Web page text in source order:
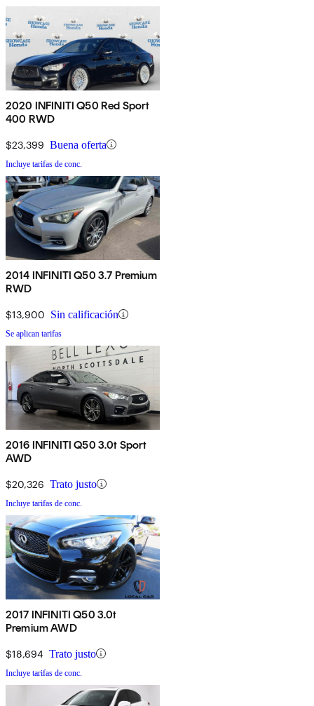
2020 INFINITI Q50 Red Sport
400 RWD
$23,399 Buena oferta
Incluye tarifas de conc.
2014 INFINITI Q50 3.7 Premium
RWD
$13,900 Sin calificación
Se aplican tarifas
2016 INFINITI Q50 3.0t Sport
AWD
$20,326 Trato justo
Incluye tarifas de conc.
2017 INFINITI Q50 3.0t
Premium AWD
$18,694 Trato justo
Incluye tarifas de conc.